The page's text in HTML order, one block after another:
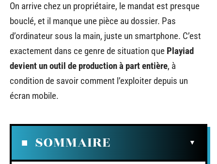
On arrive chez un propriétaire, le mandat est presque
bouclé, et il manque une pièce au dossier. Pas
d’ordinateur sous la main, juste un smartphone. C’est
exactement dans ce genre de situation que Playiad
devient un outil de production à part entière, à
condition de savoir comment l’exploiter depuis un
écran mobile.
SOMMAIRE